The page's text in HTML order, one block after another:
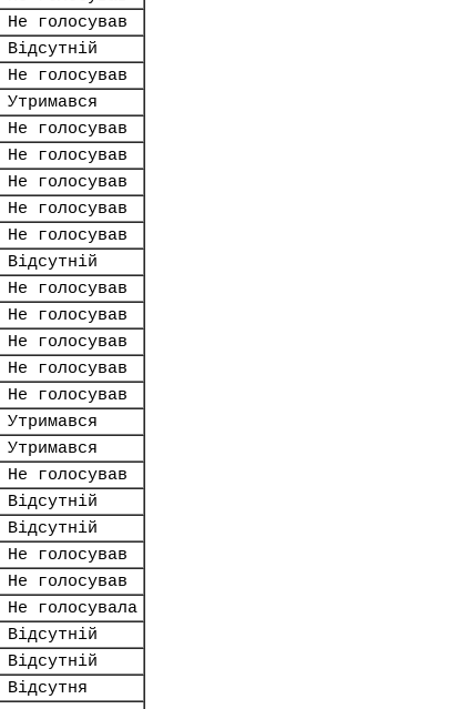
Не голосував
Відсутній
Не голосував
Утримався
Не голосував
Не голосував
Не голосував
Не голосував
Не голосував
Відсутній
Не голосував
Не голосував
Не голосував
Не голосував
Не голосував
Утримався
Утримався
Не голосував
Відсутній
Відсутній
Не голосував
Не голосував
Не голосувала
Відсутній
Відсутній
Відсутня